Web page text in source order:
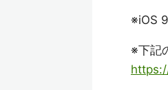
※iOS
※下記